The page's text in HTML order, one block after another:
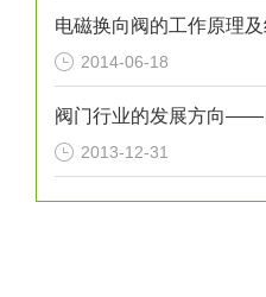
2014-06-18
阀门行业的发展方向——
2013-12-31